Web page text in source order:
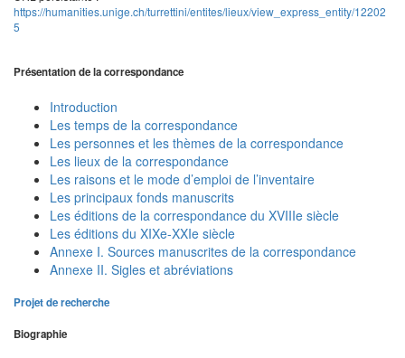
https://humanities.unige.ch/turrettini/entites/lieux/view_express_entity/12202
5
Présentation de la correspondance
Introduction
Les temps de la correspondance
Les personnes et les thèmes de la correspondance
Les lieux de la correspondance
Les raisons et le mode d’emploi de l’inventaire
Les principaux fonds manuscrits
Les éditions de la correspondance du XVIIIe siècle
Les éditions du XIXe-XXIe siècle
Annexe I. Sources manuscrites de la correspondance
Annexe II. Sigles et abréviations
Projet de recherche
Biographie